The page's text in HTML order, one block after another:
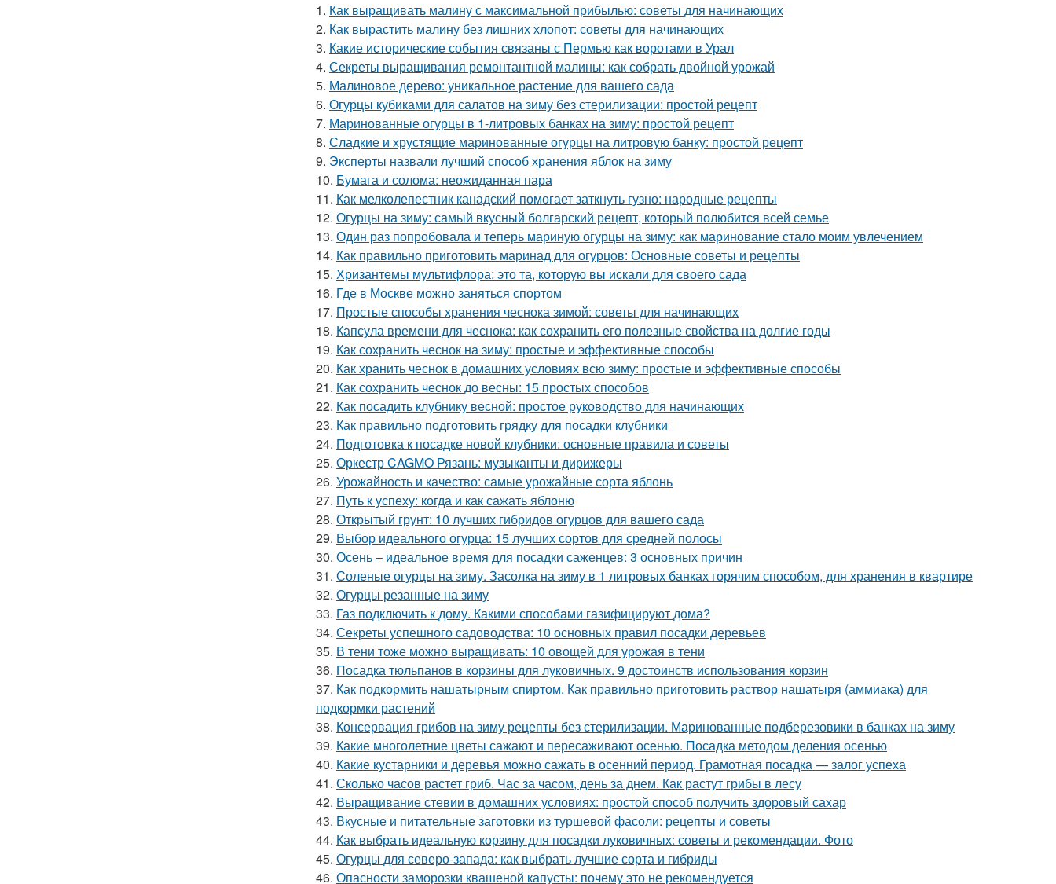
1. Как выращивать малину с максимальной прибылью: советы для начинающих
2. Как вырастить малину без лишних хлопот: советы для начинающих
3. Какие исторические события связаны с Пермью как воротами в Урал
4. Секреты выращивания ремонтантной малины: как собрать двойной урожай
5. Малиновое дерево: уникальное растение для вашего сада
6. Огурцы кубиками для салатов на зиму без стерилизации: простой рецепт
7. Маринованные огурцы в 1-литровых банках на зиму: простой рецепт
8. Сладкие и хрустящие маринованные огурцы на литровую банку: простой рецепт
9. Эксперты назвали лучший способ хранения яблок на зиму
10. Бумага и солома: неожиданная пара
11. Как мелколепестник канадский помогает заткнуть гузно: народные рецепты
12. Огурцы на зиму: самый вкусный болгарский рецепт, который полюбится всей семье
13. Один раз попробовала и теперь мариную огурцы на зиму: как маринование стало моим увлечением
14. Как правильно приготовить маринад для огурцов: Основные советы и рецепты
15. Хризантемы мультифлора: это та, которую вы искали для своего сада
16. Где в Москве можно заняться спортом
17. Простые способы хранения чеснока зимой: советы для начинающих
18. Капсула времени для чеснока: как сохранить его полезные свойства на долгие годы
19. Как сохранить чеснок на зиму: простые и эффективные способы
20. Как хранить чеснок в домашних условиях всю зиму: простые и эффективные способы
21. Как сохранить чеснок до весны: 15 простых способов
22. Как посадить клубнику весной: простое руководство для начинающих
23. Как правильно подготовить грядку для посадки клубники
24. Подготовка к посадке новой клубники: основные правила и советы
25. Оркестр CAGMO Рязань: музыканты и дирижеры
26. Урожайность и качество: самые урожайные сорта яблонь
27. Путь к успеху: когда и как сажать яблоню
28. Открытый грунт: 10 лучших гибридов огурцов для вашего сада
29. Выбор идеального огурца: 15 лучших сортов для средней полосы
30. Осень – идеальное время для посадки саженцев: 3 основных причин
31. Соленые огурцы на зиму. Засолка на зиму в 1 литровых банках горячим способом, для хранения в квартире
32. Огурцы резанные на зиму
33. Газ подключить к дому. Какими способами газифицируют дома?
34. Секреты успешного садоводства: 10 основных правил посадки деревьев
35. В тени тоже можно выращивать: 10 овощей для урожая в тени
36. Посадка тюльпанов в корзины для луковичных. 9 достоинств использования корзин
37. Как подкормить нашатырным спиртом. Как правильно приготовить раствор нашатыря (аммиака) для
подкормки растений
38. Консервация грибов на зиму рецепты без стерилизации. Маринованные подберезовики в банках на зиму
39. Какие многолетние цветы сажают и пересаживают осенью. Посадка методом деления осенью
40. Какие кустарники и деревья можно сажать в осенний период. Грамотная посадка — залог успеха
41. Сколько часов растет гриб. Час за часом, день за днем. Как растут грибы в лесу
42. Выращивание стевии в домашних условиях: простой способ получить здоровый сахар
43. Вкусные и питательные заготовки из туршевой фасоли: рецепты и советы
44. Как выбрать идеальную корзину для посадки луковичных: советы и рекомендации. Фото
45. Огурцы для северо-запада: как выбрать лучшие сорта и гибриды
46. Опасности заморозки квашеной капусты: почему это не рекомендуется